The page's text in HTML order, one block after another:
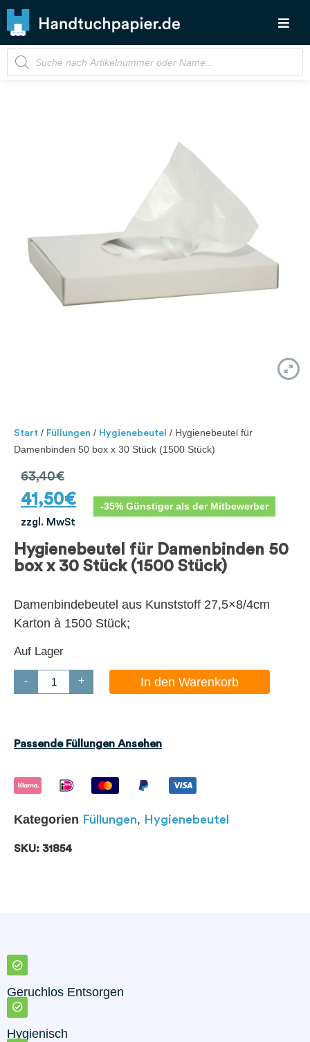
Start / Füllungen / Hygienebeutel / Hygienebeutel für
Damenbinden 50 box x 30 Stück (1500 Stück)
63,40€
41,50€
zzgl. MwSt
-35% Günstiger als der Mitbewerber
Hygienebeutel für Damenbinden 50
box x 30 Stück (1500 Stück)
Damenbindebeutel aus Kunststoff 27,5×8/4cm
Karton à 1500 Stück;
Auf Lager
- + In den Warenkorb
Passende Füllungen Ansehen
Kategorien Füllungen, Hygienebeutel
SKU: 31854
Geruchlos Entsorgen
Hygienisch